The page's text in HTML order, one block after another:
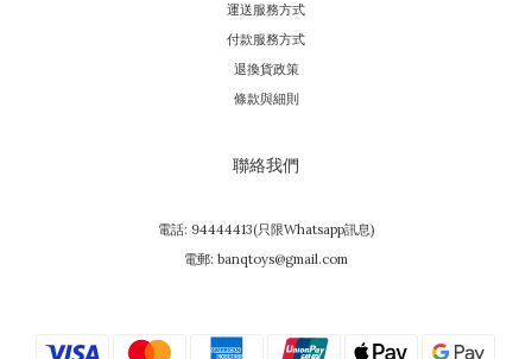
運送服務方式
付款服務方式
退換貨政策
條款與細則
聯絡我們
電話: 94444413(只限Whatsapp訊息)
電郵: banqtoys@gmail.com